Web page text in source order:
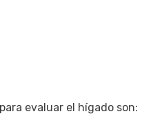
evaluar el hígado son: